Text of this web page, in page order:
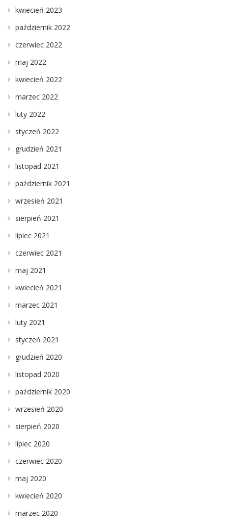
kwiecień 2023
październik 2022
czerwiec 2022
maj 2022
kwiecień 2022
marzec 2022
luty 2022
styczeń 2022
grudzień 2021
listopad 2021
październik 2021
wrzesień 2021
sierpień 2021
lipiec 2021
czerwiec 2021
maj 2021
kwiecień 2021
marzec 2021
luty 2021
styczeń 2021
grudzień 2020
listopad 2020
październik 2020
wrzesień 2020
sierpień 2020
lipiec 2020
czerwiec 2020
maj 2020
kwiecień 2020
marzec 2020